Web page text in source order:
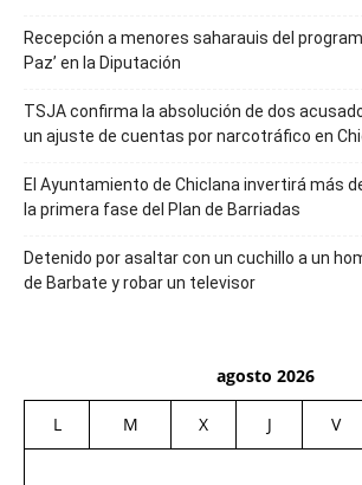
Recepción a menores saharauis del
Paz’ en la Diputación
TSJA confirma la absolución de dos
un ajuste de cuentas por narcotráfico en
El Ayuntamiento de Chiclana invertirá más
la primera fase del Plan de Barriadas
Detenido por asaltar con un cuchillo a un
de Barbate y robar un televisor
agosto 2026
L M X J V